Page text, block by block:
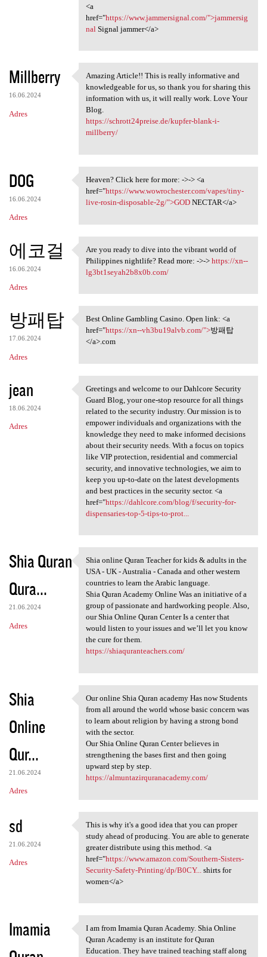
<a
href="https://www.jammersignal.com/">jammersig
nal Signal jammer</a>
Millberry
16.06.2024
Adres
Amazing Article!! This is
Amazing Article!! This is really informative and
knowledgeable for us, so thank you for sharing this
information with us, it will really work. Love Your
Blog.
https://schrott24preise.de/kupfer-blank-i-
millberry/
DOG
16.06.2024
Adres
Heaven? Click here for more:
Heaven? Click here for more: ->-> <a
href="https://www.wowrochester.com/vapes/tiny-
live-rosin-disposable-2g/">GODNECTAR</a>
에코걸
16.06.2024
Adres
Are you ready to dive into
Are you ready to dive into the vibrant world of
Philippines nightlife? Read more: ->-> https://xn--
lg3bt1seyah2b8x0b.com/
방패탑
17.06.2024
Adres
Best Online Gambling Casino.
Best Online Gambling Casino. Open link: <a
href="https://xn--vh3bu19alvb.com/">방패탑
</a>.com
jean
18.06.2024
Adres
Greetings and welcome to our
Greetings and welcome to our Dahlcore Security
Guard Blog, your one-stop resource for all things
related to the security industry. Our mission is to
empower individuals and organizations with the
knowledge they need to make informed decisions
about their security needs. With a focus on topics
like VIP protection, residential and commercial
security, and innovative technologies, we aim to
keep you up-to-date on the latest developments
and best practices in the security sector. <a
href="https://dahlcore.com/blog/f/security-for-
dispensaries-top-5-tips-to-prot...
Shia Quran
Qura...
21.06.2024
Adres
Shia online Quran Teacher for
Shia online Quran Teacher for kids & adults in the
USA - UK - Australia - Canada and other western
countries to learn the Arabic language.
Shia Quran Academy Online Was an initiative of a
group of passionate and hardworking people. Also,
our Shia Online Quran Center Is a center that
would listen to your issues and we’ll let you know
the cure for them.
https://shiaquranteachers.com/
Shia
Online
Qur...
21.06.2024
Adres
Our online Shia Quran academy
Our online Shia Quran academy Has now Students
from all around the world whose basic concern was
to learn about religion by having a strong bond
with the sector.
Our Shia Online Quran Center believes in
strengthening the bases first and then going
upward step by step.
https://almuntazirquranacademy.com/
sd
21.06.2024
Adres
This is why it's a good idea
This is why it's a good idea that you can proper
study ahead of producing. You are able to generate
greater distribute using this method. <a
href="https://www.amazon.com/Southern-Sisters-
Security-Safety-Printing/dp/B0CY...
shirts for
women</a>
Imamia
I am from Imamia Quran
I am from Imamia Quran Academy. Shia Online
Quran Academy is an institute for Quran
Education. They have trained teaching staff along